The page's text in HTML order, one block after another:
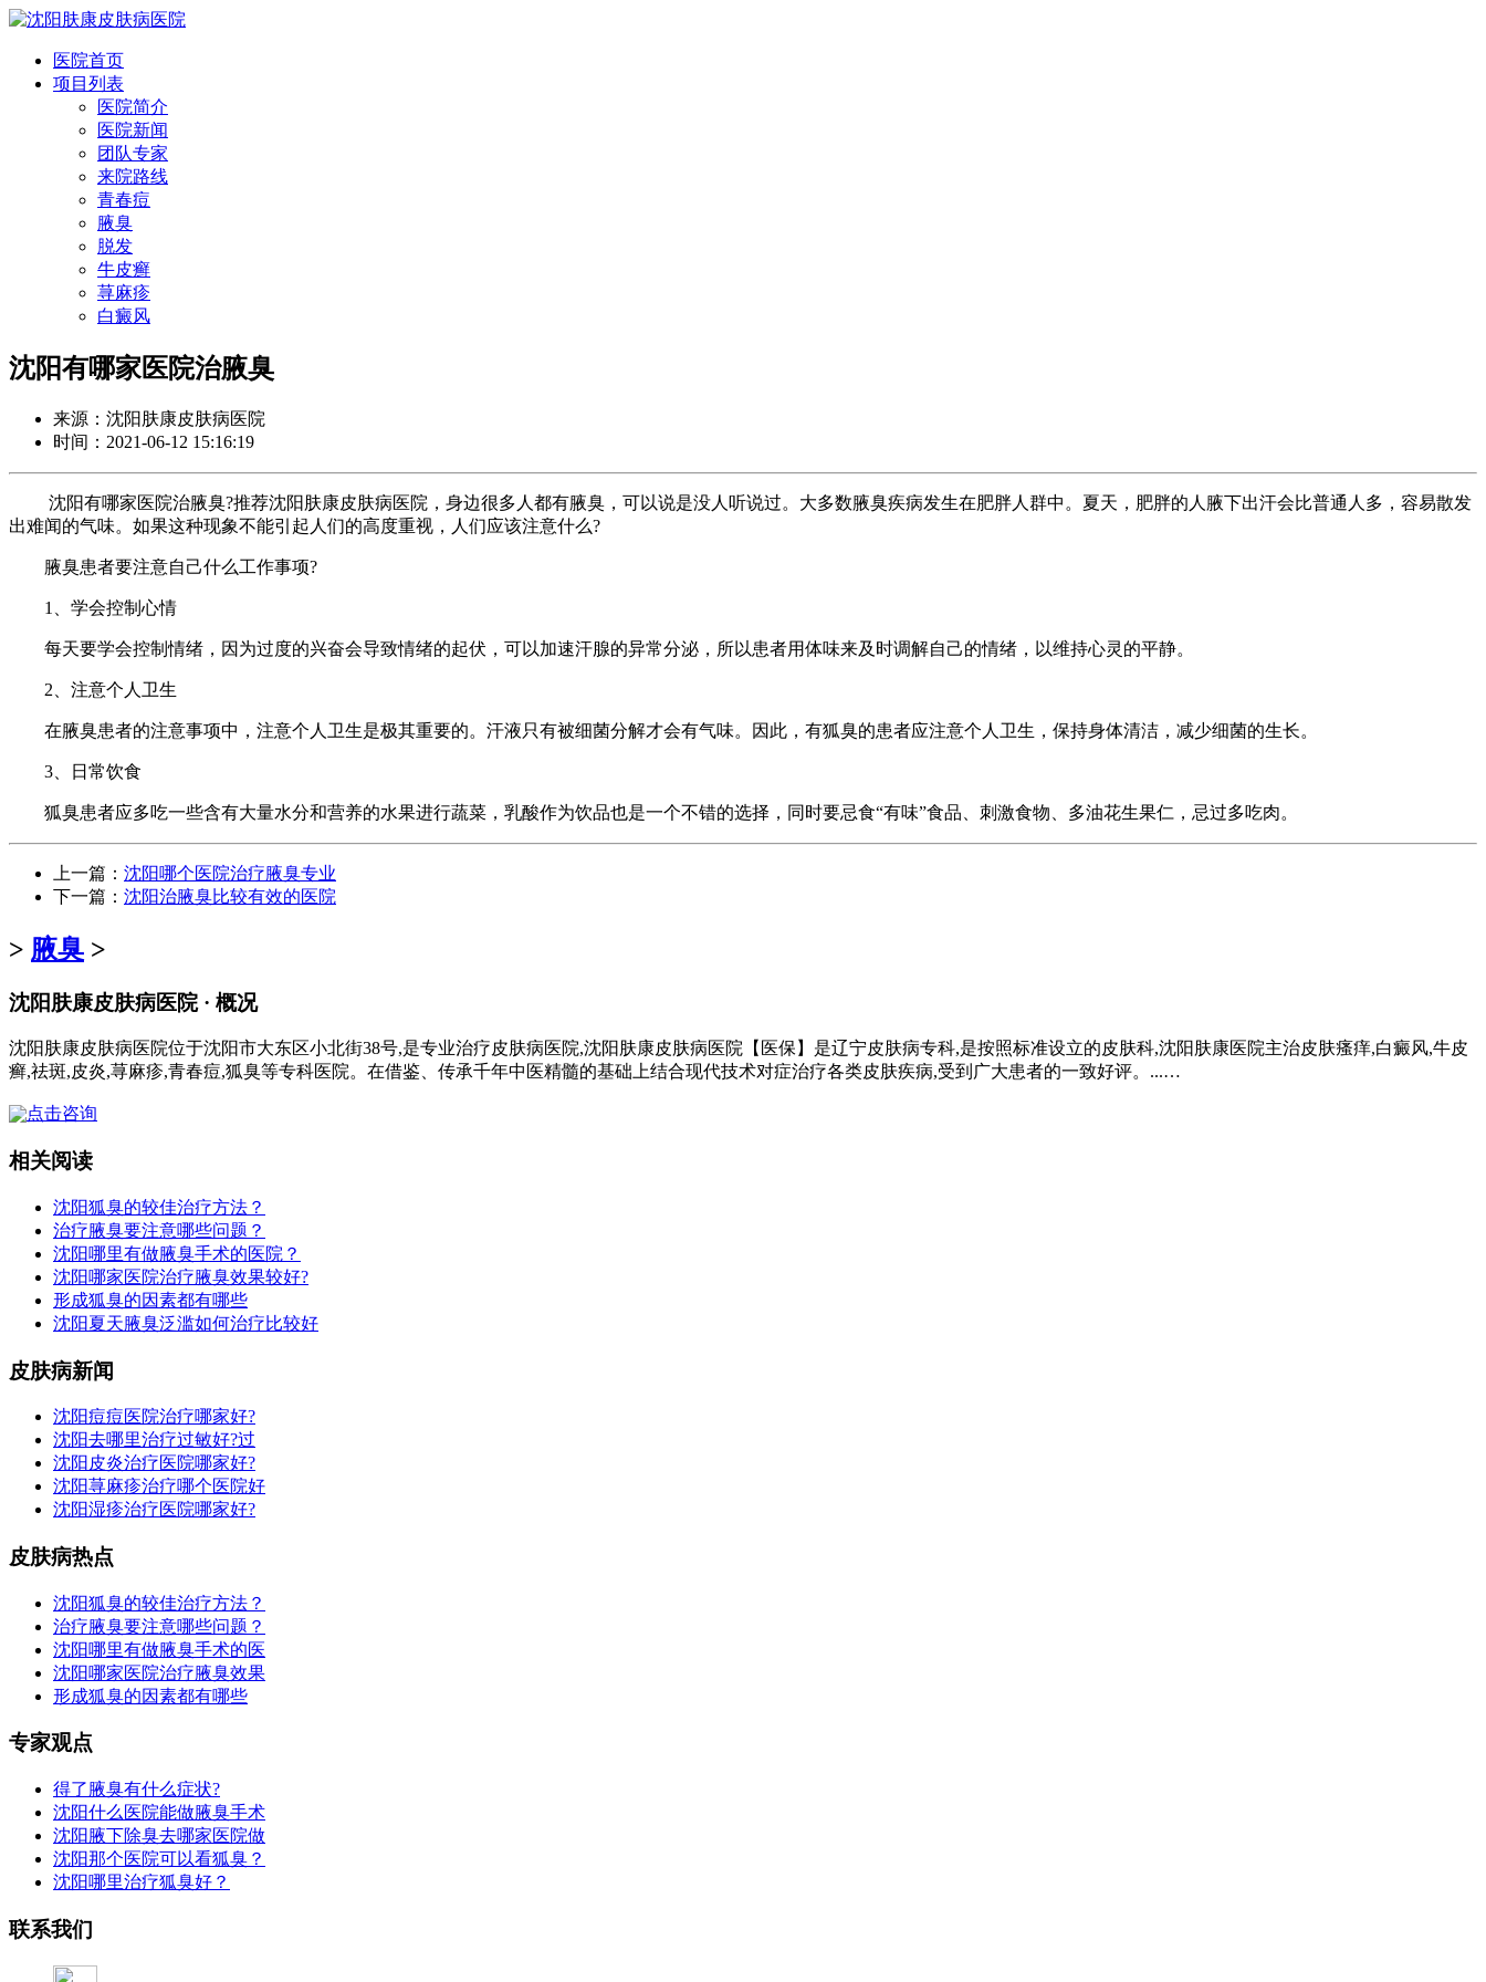
医院首页
项目列表
医院简介
医院新闻
团队专家
来院路线
青春痘
腋臭
脱发
牛皮癣
荨麻疹
白癜风
沈阳有哪家医院治腋臭
来源：沈阳肤康皮肤病医院
时间：2021-06-12 15:16:19
沈阳有哪家医院治腋臭?推荐沈阳肤康皮肤病医院，身边很多人都有腋臭，可以说是没人听说过。大多数腋臭疾病发生在肥胖人群中。夏天，肥胖的人腋下出汗会比普通人多，容易散发
出难闻的气味。如果这种现象不能引起人们的高度重视，人们应该注意什么?
腋臭患者要注意自己什么工作事项?
1、学会控制心情
每天要学会控制情绪，因为过度的兴奋会导致情绪的起伏，可以加速汗腺的异常分泌，所以患者用体味来及时调解自己的情绪，以维持心灵的平静。
2、注意个人卫生
在腋臭患者的注意事项中，注意个人卫生是极其重要的。汗液只有被细菌分解才会有气味。因此，有狐臭的患者应注意个人卫生，保持身体清洁，减少细菌的生长。
3、日常饮食
狐臭患者应多吃一些含有大量水分和营养的水果进行蔬菜，乳酸作为饮品也是一个不错的选择，同时要忌食“有味”食品、刺激食物、多油花生果仁，忌过多吃肉。
上一篇： 沈阳哪个医院治疗腋臭专业
下一篇： 沈阳治腋臭比较有效的医院
> 腋臭 >
沈阳肤康皮肤病医院 · 概况
沈阳肤康皮肤病医院位于沈阳市大东区小北街38号,是专业治疗皮肤病医院,沈阳肤康皮肤病医院【医保】是辽宁皮肤病专科,是按照标准设立的皮肤科,沈阳肤康医院主治皮肤瘙痒,白癜风,牛皮
癣,祛斑,皮炎,荨麻疹,青春痘,狐臭等专科医院。在借鉴、传承千年中医精髓的基础上结合现代技术对症治疗各类皮肤疾病,受到广大患者的一致好评。...…
点击咨询
相关阅读
沈阳狐臭的较佳治疗方法？
治疗腋臭要注意哪些问题？
沈阳哪里有做腋臭手术的医院？
沈阳哪家医院治疗腋臭效果较好?
形成狐臭的因素都有哪些
沈阳夏天腋臭泛滥如何治疗比较好
皮肤病新闻
沈阳痘痘医院治疗哪家好?
沈阳去哪里治疗过敏好?过
沈阳皮炎治疗医院哪家好?
沈阳荨麻疹治疗哪个医院好
沈阳湿疹治疗医院哪家好?
皮肤病热点
沈阳狐臭的较佳治疗方法？
治疗腋臭要注意哪些问题？
沈阳哪里有做腋臭手术的医
沈阳哪家医院治疗腋臭效果
形成狐臭的因素都有哪些
专家观点
得了腋臭有什么症状?
沈阳什么医院能做腋臭手术
沈阳腋下除臭去哪家医院做
沈阳那个医院可以看狐臭？
沈阳哪里治疗狐臭好？
联系我们